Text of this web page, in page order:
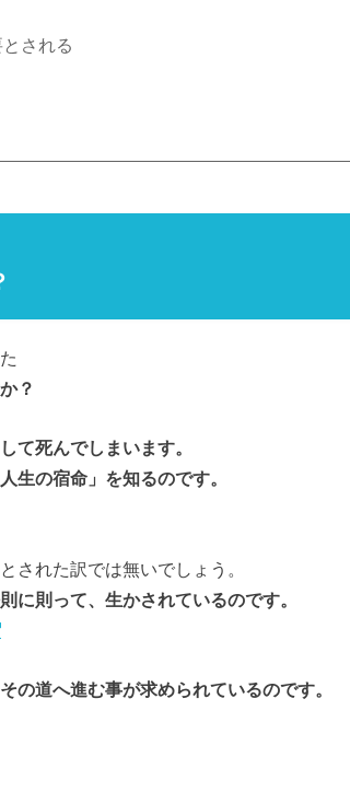
される
？
て死んでしまいます。
生の宿命」を知るのです。
された訳では無いでしょう。
に則って、生かされているのです。
の道へ進む事が求められているのです。